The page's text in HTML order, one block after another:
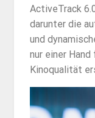
ActiveTrack
darunter die
und
nur einer
Kinoqualität